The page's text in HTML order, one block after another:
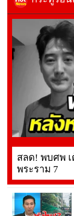
สลด! พบศพ
พระราม 7